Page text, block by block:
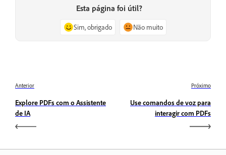
Esta página foi útil?
Sim, obrigado Não muito
Anterior
Explore PDFs com o Assistente
de IA
Próximo
Use comandos de voz para
interagir com PDFs